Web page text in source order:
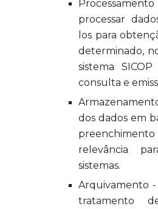
processar
los para
determinado,
sistema
consulta e
dos dados em
relevância
sistemas.
Arquivamento
tratamento